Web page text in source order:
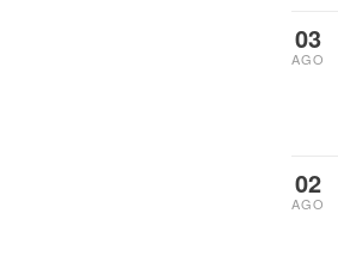
03
AGO
02
AGO